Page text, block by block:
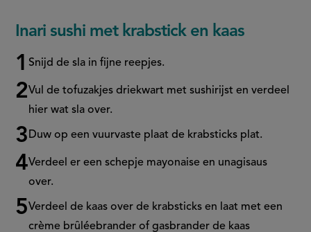
Inari sushi met krabstick en kaas
Snijd de sla in fijne reepjes.
Vul de tofuzakjes driekwart met sushirijst en verdeel
hier wat sla over.
Duw op een vuurvaste plaat de krabsticks plat.
Verdeel er een schepje mayonaise en unagisaus
over.
Verdeel de kaas over de krabsticks en laat met een
crème brûléebrander of gasbrander de kaas